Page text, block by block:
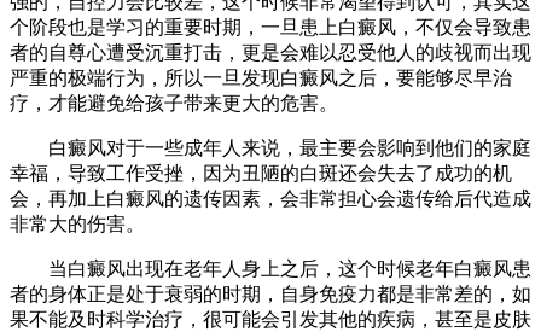
个阶段也是学习的重要时期，一旦患上白癜风，不仅会导致患
者的自尊心遭受沉重打击，更是会难以忍受他人的歧视而出现
严重的极端行为，所以一旦发现白癜风之后，要能够尽早治
疗，才能避免给孩子带来更大的危害。
白癜风对于一些成年人来说，最主要会影响到他们的家庭
幸福，导致工作受挫，因为丑陋的白斑还会失去了成功的机
会，再加上白癜风的遗传因素，会非常担心会遗传给后代造成
非常大的伤害。
当白癜风出现在老年人身上之后，这个时候老年白癜风患
者的身体正是处于衰弱的时期，自身免疫力都是非常差的，如
果不能及时科学治疗，很可能会引发其他的疾病，甚至是皮肤